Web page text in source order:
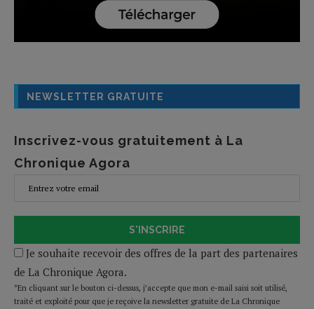
NEWSLETTER GRATUITE
Inscrivez-vous gratuitement à La
Chronique Agora
S'INSCRIRE
Je souhaite recevoir des offres de la part des partenaires
de La Chronique Agora.
*En cliquant sur le bouton ci-dessus, j’accepte que mon e-mail saisi soit utilisé,
traité et exploité pour que je reçoive la newsletter gratuite de La Chronique